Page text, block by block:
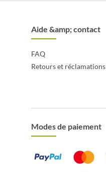
Aide &amp; contact
FAQ
Retours et réclamations
Modes de paiement